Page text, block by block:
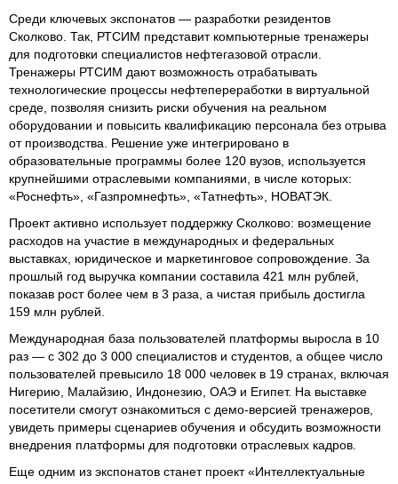
Среди ключевых экспонатов — разработки резидентов
Сколково. Так, РТСИМ представит компьютерные тренажеры
для подготовки специалистов нефтегазовой отрасли.
Тренажеры РТСИМ дают возможность отрабатывать
технологические процессы нефтепереработки в виртуальной
среде, позволяя снизить риски обучения на реальном
оборудовании и повысить квалификацию персонала без отрыва
от производства. Решение уже интегрировано в
образовательные программы более 120 вузов, используется
крупнейшими отраслевыми компаниями, в числе которых:
«Роснефть», «Газпромнефть», «Татнефть», НОВАТЭК.
Проект активно использует поддержку Сколково: возмещение
расходов на участие в международных и федеральных
выставках, юридическое и маркетинговое сопровождение. За
прошлый год выручка компании составила 421 млн рублей,
показав рост более чем в 3 раза, а чистая прибыль достигла
159 млн рублей.
Международная база пользователей платформы выросла в 10
раз — с 302 до 3 000 специалистов и студентов, а общее число
пользователей превысило 18 000 человек в 19 странах, включая
Нигерию, Малайзию, Индонезию, ОАЭ и Египет. На выставке
посетители смогут ознакомиться с демо-версией тренажеров,
увидеть примеры сценариев обучения и обсудить возможности
внедрения платформы для подготовки отраслевых кадров.
Еще одним из экспонатов станет проект «Интеллектуальные